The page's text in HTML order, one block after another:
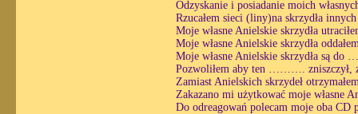
Odzyskanie i posiadanie moich
Rzucałem sieci (liny)na skrzydła
Moje własne Anielskie skrzydła
Moje własne Anielskie skrzydła
Moje własne Anielskie skrzydła są
Pozwoliłem aby ten ………. zniszczył,
Zamiast Anielskich skrzydeł
Zakazano mi użytkować moje
Do odreagowań polecam moje oba CD